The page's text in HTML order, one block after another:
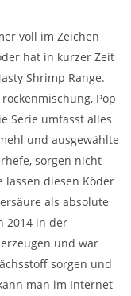
voll im Zeichen
hat in kurzer Zeit
Shrimp Range.
Pop
Serie umfasst alles
und ausgewählte
sorgen nicht
diesen Köder
als absolute
2014 in der
und war
sorgen und
man im Internet